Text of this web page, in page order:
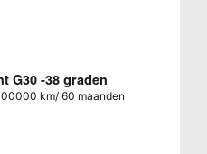
G30 -38 graden
km/ 60 maanden